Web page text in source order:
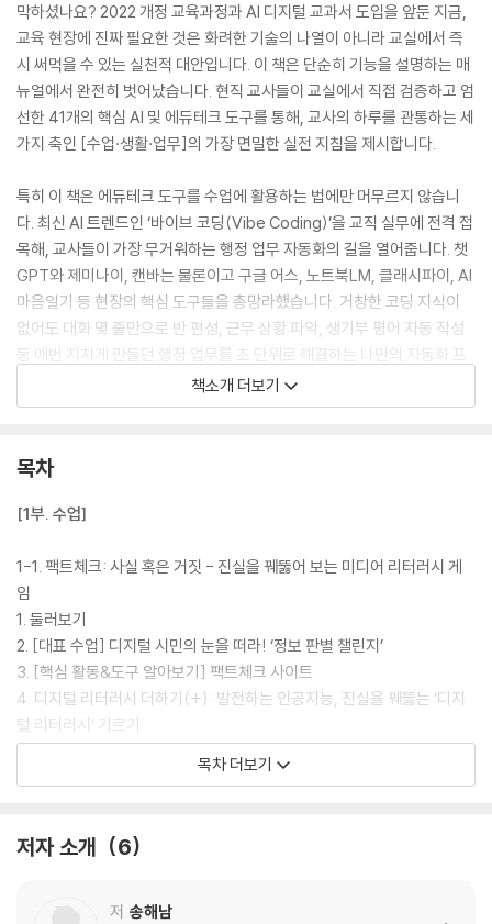
막하셨나요? 2022 개정 교육과정과 AI 디지털 교과서 도입을 앞둔 지금,
교육 현장에 진짜 필요한 것은 화려한 기술의 나열이 아니라 교실에서 즉
시 써먹을 수 있는 실천적 대안입니다. 이 책은 단순히 기능을 설명하는 매
뉴얼에서 완전히 벗어났습니다. 현직 교사들이 교실에서 직접 검증하고 엄
선한 41개의 핵심 AI 및 에듀테크 도구를 통해, 교사의 하루를 관통하는 세
가지 축인 [수업·생활·업무]의 가장 면밀한 실전 지침을 제시합니다.
특히 이 책은 에듀테크 도구를 수업에 활용하는 법에만 머무르지 않습니
다. 최신 AI 트렌드인 ‘바이브 코딩(Vibe Coding)’을 교직 실무에 전격 접
목해, 교사들이 가장 무거워하는 행정 업무 자동화의 길을 열어줍니다. 챗
GPT와 제미나이, 캔바는 물론이고 구글 어스, 노트북LM, 클래시파이, AI
마음일기 등 현장의 핵심 도구들을 총망라했습니다. 거창한 코딩 지식이
없어도 대화 몇 줄만으로 반 편성, 근무 상황 파악, 생기부 평어 자동 작성
등 매번 지치게 만들던 행정 업무를 초 단위로 해결하는 나만의 자동화 프
로그램을 직접 구축할 수 있도록 돕습니다. 교실 속 수업부터 퇴근을 앞당
기는 행정 혁신까지, 교사의 일과 전체를 주도하는 유일무이한 올인원 솔
히 확장하고, 학생 모두가 자기 언어로 참여하는 풍요로운 협력적 배움의
· [생활] 감정 데이터와 올인원 과제 시스템을 통해 효율적으로 시간을 확
보하고, 학생 한 명 한 명의 내면과 성장을 촘촘하게 들여다보는 밀착 학급
경영을 실현합니다.
· [업무] 챗GPT에 프롬프트를 몇 줄 입력해 기안문을 뚝딱 완성하고, 코딩
을 몰라도 AI가 프로그램을 짜주는 ‘바이브 코딩’을 통해 나만의 행정 자동
화 도구를 직접 만들어 씁니다.
바쁜 선생님들을 위해 도구의 추천 이유와 소개, 활용 방안을 단 한 장에 압
축한 '한 장의 퀵 가이드' 형식으로 채웠습니다. 필요한 순간마다 언제든 바
든든한 사수가, 베테랑 교사에게는 강력한 날개가 되어줄 단 한 권의 대백
책소개 더보기
목차
[1부. 수업]
1-1. 팩트체크: 사실 혹은 거짓 - 진실을 꿰뚫어 보는 미디어 리터러시 게
임
1. 둘러보기
2. [대표 수업] 디지털 시민의 눈을 떠라! ‘정보 판별 챌린지’
3. [핵심 활동&도구 알아보기] 팩트체크 사이트
4. 디지털 리터러시 더하기(+): 발전하는 인공지능, 진실을 꿰뚫는 ‘디지
털 리터러시’ 기르기
1-2. 인터랜드 - 인터랜드에서 디지털 시민성을 길러요
4. 함께 쓰면 좋아요! 디지털 시민성 주제 플랫폼
목차 더보기
저자 소개 6
저 송해남